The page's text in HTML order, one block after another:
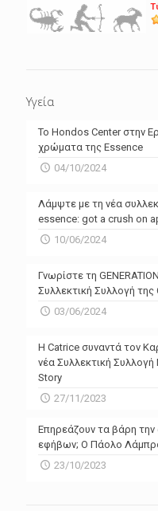
Υγεία
Το Hondos Center στην
χρώματα της Essence
04/10/2024
Λάμψτε με τη νέα
essence: got a crush on
10/06/2024
Γνωρίστε τη
Συλλεκτική Συλλογή της
03/06/2024
Η Catrice συναντά τον
νέα Συλλεκτική
Story
27/11/2023
Επηρεάζουν τα βάρη
εφήβων; Ο Πάολο
23/10/2023